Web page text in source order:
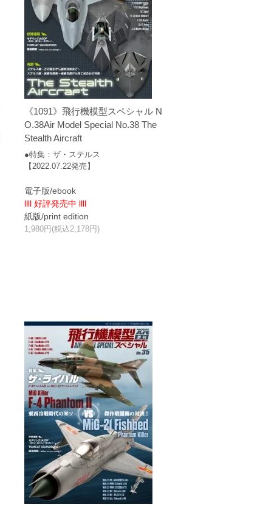
《1091》飛行機模型スペシャル N
O.38Air Model Special No.38 The
Stealth Aircraft
●特集：ザ・ステルス
【2022.07.22発売】
電子版/ebook
llll 好評発売中 llll
紙版/print edition
1,980円(税込2,178円)